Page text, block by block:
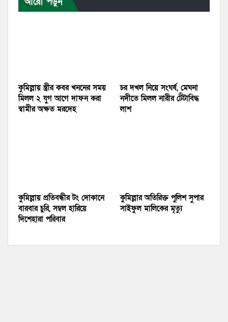
কুমিল্লায় স্ত্রীর কবর খননের সময়
মিলল ২ যুগ আগে দাফন করা
স্বামীর অক্ষত মরদেহ
চর দখল নিয়ে সংঘর্ষ, মেঘনা
নদীতে মিলল নারীর টেঁটাবিদ্ধ
লাশ
কুমিল্লায় প্রতিবন্ধীর টং দোকানে
বারবার চুরি, সম্বল হারিয়ে
দিশেহারা পরিবার
কুমিল্লার অতিরিক্ত পুলিশ সুপার
সাইফুল মালিকের মৃত্যু